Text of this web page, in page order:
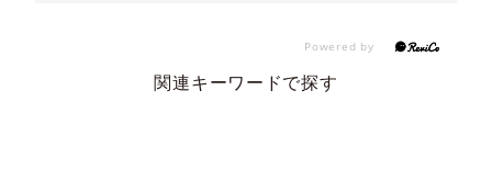
関連キーワードで探す